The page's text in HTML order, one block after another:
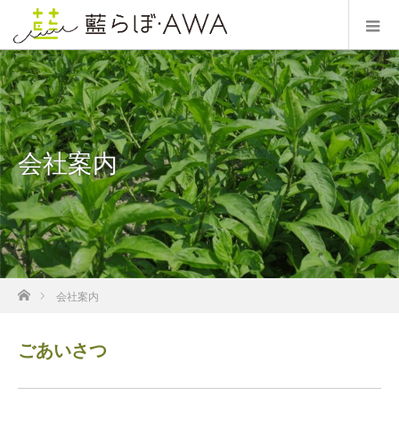
会社案内
ホーム会社案内
ごあいさつ